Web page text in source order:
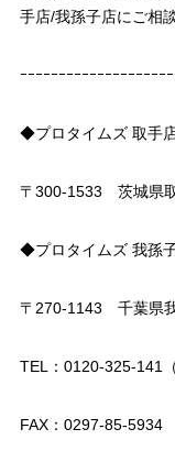
手店/我孫子店にご相
ｰｰｰｰｰｰｰｰｰｰｰｰｰｰｰｰｰｰｰ
◆プロタイムズ 取手
〒300-1533 茨城県
◆プロタイムズ 我孫
〒270-1143 千葉県
TEL：0120-325-141
FAX：0297-85-5934